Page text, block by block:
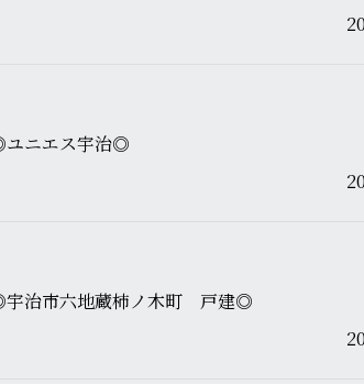
ユニエス宇治◎
宇治市六地蔵柿ノ木町 戸建◎